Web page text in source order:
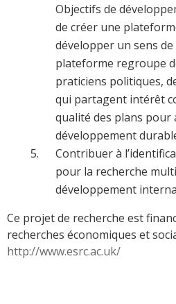
Objectifs de
de créer une
développer un sens
plateforme regroupe
praticiens politiques,
qui partagent intérêt
qualité des plans pour
développement
Contribuer à
pour la recherche
développement
Ce projet de recherche est
recherches économiques et
http://www.esrc.ac.uk/